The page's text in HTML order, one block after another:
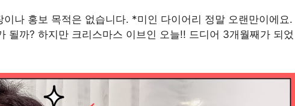
나 홍보 목적은 없습니다. *미인 다이어리 정말 오랜만이에요.
될까? 하지만 크리스마스 이브인 오늘!! 드디어 3개월째가 되었